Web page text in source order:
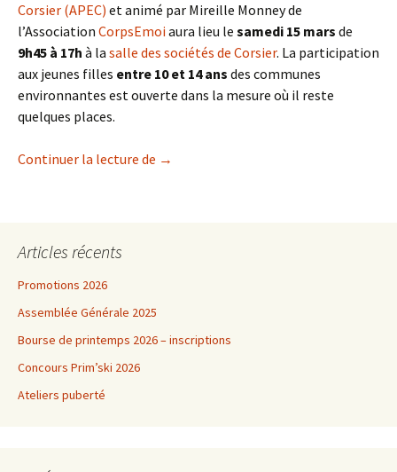
Corsier (APEC) et animé par Mireille Monney de
l’Association CorpsEmoiaura lieu le samedi 15 mars de
9h45 à 17h à la salle des sociétés de Corsier. La participation
aux jeunes filles entre 10 et 14 ans des communes
environnantes est ouverte dans la mesure où il reste
quelques places.
Continuer la lecture de CycloShow – Corsier
→
Articles récents
Promotions 2026
Assemblée Générale 2025
Bourse de printemps 2026 – inscriptions
Concours Prim’ski 2026
Ateliers puberté